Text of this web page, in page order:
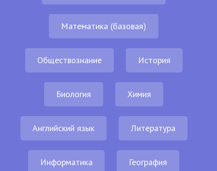
Математика (базовая)
Обществознание История
Биология Химия
Английский язык Литература
Информатика География